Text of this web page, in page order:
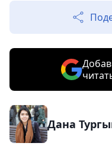
Дана